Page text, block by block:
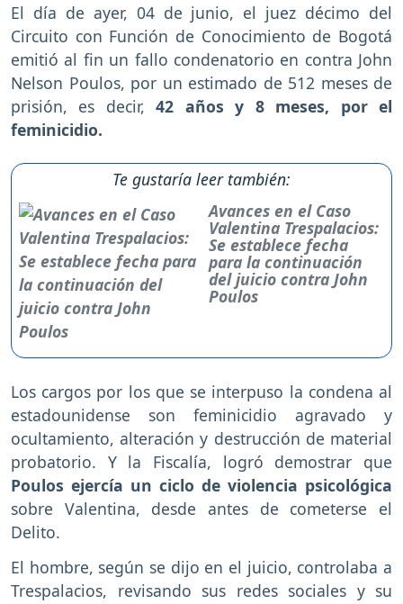
El día de ayer, 04 de junio, el juez décimo del
Circuito con Función de Conocimiento de Bogotá
emitió al fin un fallo condenatorio en contra John
Nelson Poulos, por un estimado de 512 meses de
prisión, es decir, 42 años y 8 meses, por el
feminicidio.
Te gustaría leer también:
Avances en el Caso
Valentina Trespalacios:
Se establece fecha
para la continuación
del juicio contra John
Poulos
Los cargos por los que se interpuso la condena al
estadounidense son feminicidio agravado y
ocultamiento, alteración y destrucción de material
probatorio. Y la Fiscalía, logró demostrar que
Poulos ejercía un ciclo de violencia psicológica
sobre Valentina, desde antes de cometerse el
Delito.
El hombre, según se dijo en el juicio, controlaba a
Trespalacios, revisando sus redes sociales y su